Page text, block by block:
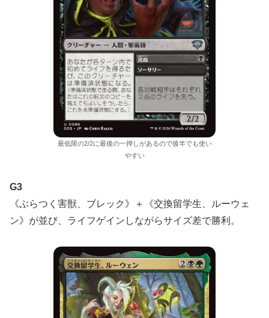
最低限の2/2に最後の一押しがあるので後半でも使い
やすい
G3
《ぶらつく害獣、ブレック》＋《交換留学生、ルーウェ
ン》が並び、ライフゲインしながらサイズ差で勝利。